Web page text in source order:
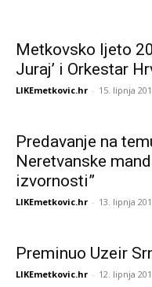
Metkovsko ljeto
Juraj’ i Orkestar
LIKEmetkovic.hr - 15. lipnja
Predavanje na
Neretvanske
izvornosti”
LIKEmetkovic.hr - 13. lipnja
Preminuo Uzeir
LIKEmetkovic.hr - 12. lipnja